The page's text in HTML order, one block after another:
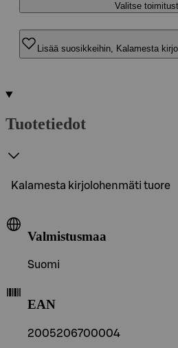
Valitse
Lisää suosikkeihin, Kalamesta
Tuotetiedot
Kalamesta kirjolohenmäti tuore
Valmistusmaa
Suomi
EAN
2005206700004